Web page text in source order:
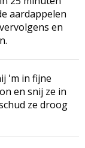
aardappelen
en
'm in fijne
en snij ze in
ze droog